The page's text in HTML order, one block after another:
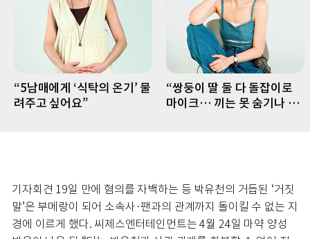
“5남매에게 ‘식탁의 온기’ 물
려주고 싶어요”
“쌍둥이 딸 둘 다 돌잡이로
마이크… 끼는 못 숨기나 봐
기자회견 19일 만에 혐의를 자백하는 등 박유천의 거듭된 ‘거짓
말’은 부메랑이 되어 소속사·팬과의 관계까지 돌이킬 수 없는 지
경에 이르게 했다. 씨제스엔터테인먼트는 4월 24일 마약 양성